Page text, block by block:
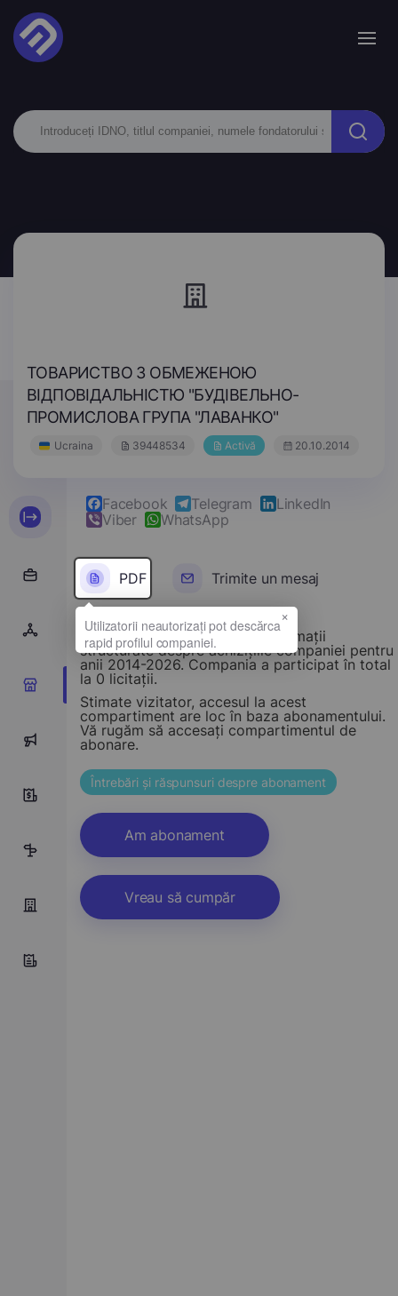
ТОВАРИСТВО З ОБМЕЖЕНОЮ
ВІДПОВІДАЛЬНІСТЮ "БУДІВЕЛЬНО-
ПРОМИСЛОВА ГРУПА "ЛАВАНКО"
Ucraina 39448534 Activă 20.10.2014
0
0
0
Facebook Telegram
LinkedIn
Viber
WhatsApp
PDF Trimite un mesaj
Acest compartiment oferă informații
structurate despre achizițiile companiei pentru
anii 2014-2026. Compania a participat în total
la 0 licitații.
Stimate vizitator, accesul la acest
compartiment are loc în baza abonamentului.
Vă rugăm să accesați compartimentul de
abonare.
Întrebări și răspunsuri despre abonament
Am abonament
Vreau să cumpăr
×